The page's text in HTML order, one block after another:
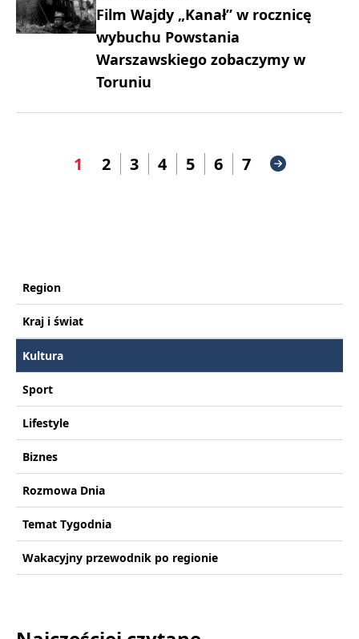
Film Wajdy „Kanał” w rocznicę
wybuchu Powstania
Warszawskiego zobaczymy w
Toruniu
1 2 3 4 5 6 7
Region
Kraj i świat
Kultura
Sport
Lifestyle
Biznes
Rozmowa Dnia
Temat Tygodnia
Wakacyjny przewodnik po regionie